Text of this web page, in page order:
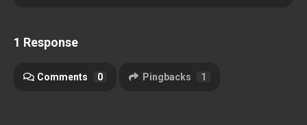
1 Response
Comments 0 Pingbacks 1